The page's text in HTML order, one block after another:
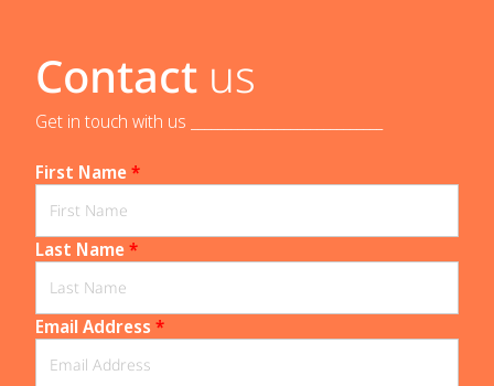
Contact us
Get in touch with us _____________________________
First Name*
Last Name*
Email Address *